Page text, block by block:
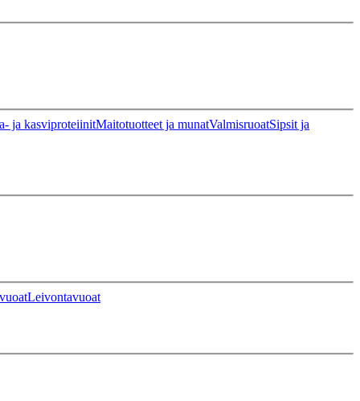
ja kasviproteiinitMaitotuotteet ja munatValmisruoatSipsit ja
Leivontavuoat